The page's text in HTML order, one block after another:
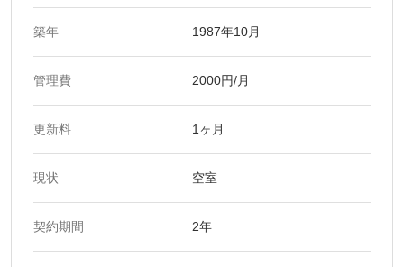
築年 1987年10月
管理費 2000円/月
更新料 1ヶ月
現状 空室
契約期間 2年